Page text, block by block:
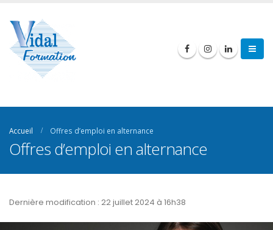
Accueil Offres d’emploi en alternance
Offres d’emploi en alternance
Dernière modification : 22 juillet 2024 à 16h38